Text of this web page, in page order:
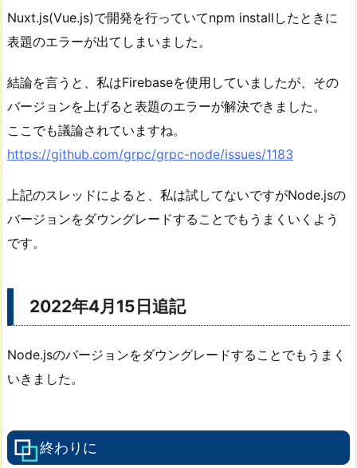
Nuxt.js(Vue.js)で開発を行っていてnpm installしたときに
表題のエラーが出てしまいました。
結論を言うと、私はFirebaseを使用していましたが、その
バージョンを上げると表題のエラーが解決できました。
ここでも議論されていますね。
https://github.com/grpc/grpc-node/issues/1183
上記のスレッドによると、私は試してないですがNode.jsの
バージョンをダウングレードすることでもうまくいくよう
です。
2022年4月15日追記
Node.jsのバージョンをダウングレードすることでもうまく
いきました。
終わりに